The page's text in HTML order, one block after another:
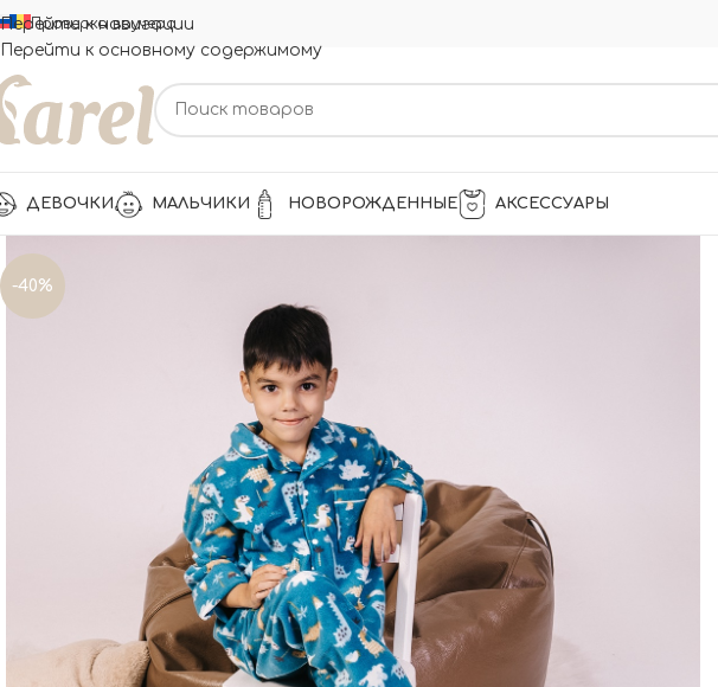
Перейти к навигации
Перейти к основному содержимому
Проверка ваучера
ДЕВОЧКИ МАЛЬЧИКИ НОВОРОЖДЕННЫЕ АКСЕССУАРЫ
-40%